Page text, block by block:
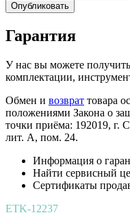
Опубликовать
Гарантия
У нас вы можете
комплектации,
Обмен и возврат товара
положениями Закона о
точки приёма: 192019, г.
лит. А, пом. 24.
Информация о
Найти сервисный
Сертификаты
ETK-12237